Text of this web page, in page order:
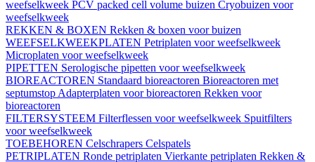
weefselkweek PCV packed cell volume buizen Cryobuizen voor
weefselkweek
REKKEN & BOXEN Rekken & boxen voor buizen
WEEFSELKWEEKPLATEN Petriplaten voor weefselkweek
Microplaten voor weefselkweek
PIPETTEN Serologische pipetten voor weefselkweek
BIOREACTOREN Standaard bioreactoren Bioreactoren met
septumstop Adapterplaten voor bioreactoren Rekken voor
bioreactoren
FILTERSYSTEEM Filterflessen voor weefselkweek Spuitfilters
voor weefselkweek
TOEBEHOREN Celschrapers Celspatels
PETRIPLATEN Ronde petriplaten Vierkante petriplaten Rekken &